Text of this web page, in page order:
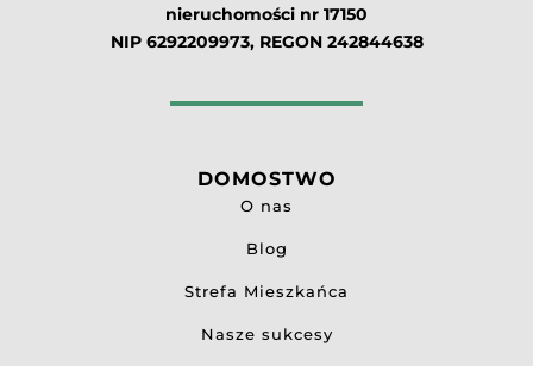
nieruchomości nr 17150
NIP 6292209973, REGON 242844638
DOMOSTWO
O nas
Blog
Strefa Mieszkańca
Nasze sukcesy